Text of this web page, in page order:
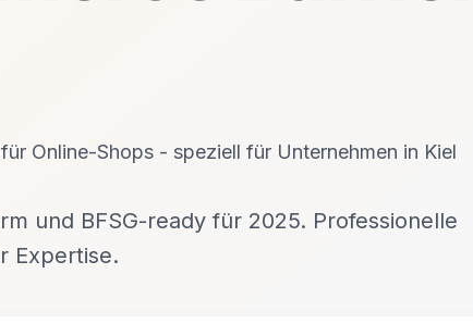
Online-Shops - speziell für Unternehmen in Kiel
und BFSG-ready für 2025. Professionelle
Expertise.